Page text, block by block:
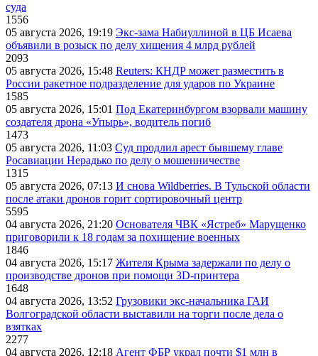
суда
1556
05 августа 2026, 19:19 Экс-зама Набиуллиной в ЦБ Исаева
объявили в розыск по делу хищения 4 млрд рублей
2093
05 августа 2026, 15:48 Reuters: КНДР может разместить в
России ракетное подразделение для ударов по Украине
1585
05 августа 2026, 15:01 Под Екатеринбургом взорвали машину
создателя дрона «Упырь», водитель погиб
1473
05 августа 2026, 11:03 Суд продлил арест бывшему главе
Росавиации Нерадько по делу о мошенничестве
1315
05 августа 2026, 07:13 И снова Wildberries. В Тульской области
после атаки дронов горит сортировочный центр
5595
04 августа 2026, 21:20 Основателя ЧВК «Ястреб» Марущенко
приговорили к 18 годам за похищение военных
1846
04 августа 2026, 15:17 Жителя Крыма задержали по делу о
производстве дронов при помощи 3D‑принтера
1648
04 августа 2026, 13:52 Грузовики экс-начальника ГАИ
Волгоградской области выставили на торги после дела о
взятках
2277
04 августа 2026, 12:18 Агент ФБР украл почти $1 млн в